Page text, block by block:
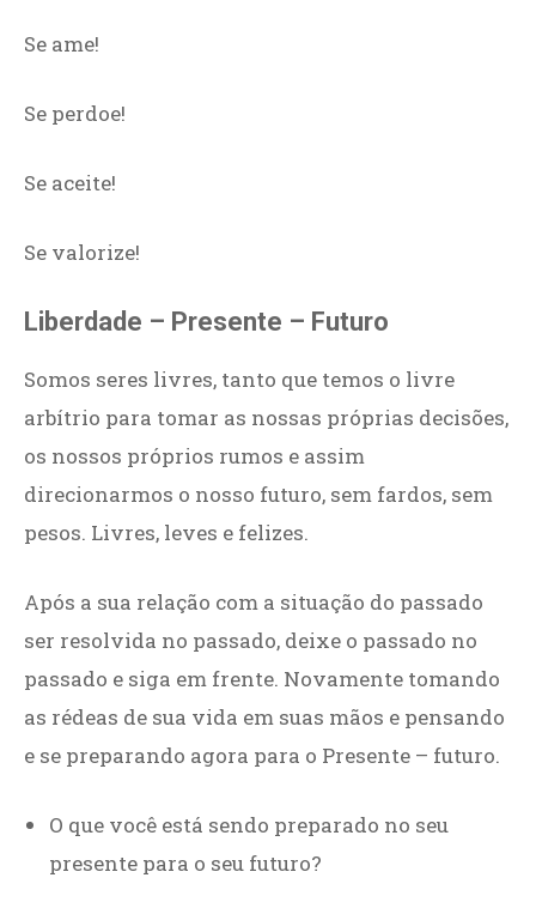
Se ame!
Se perdoe!
Se aceite!
Se valorize!
Liberdade – Presente – Futuro
Somos seres livres, tanto que temos o livre
arbítrio para tomar as nossas próprias decisões,
os nossos próprios rumos e assim
direcionarmos o nosso futuro, sem fardos, sem
pesos. Livres, leves e felizes.
Após a sua relação com a situação do passado
ser resolvida no passado, deixe o passado no
passado e siga em frente. Novamente tomando
as rédeas de sua vida em suas mãos e pensando
e se preparando agora para o Presente – futuro.
O que você está sendo preparado no seu
presente para o seu futuro?